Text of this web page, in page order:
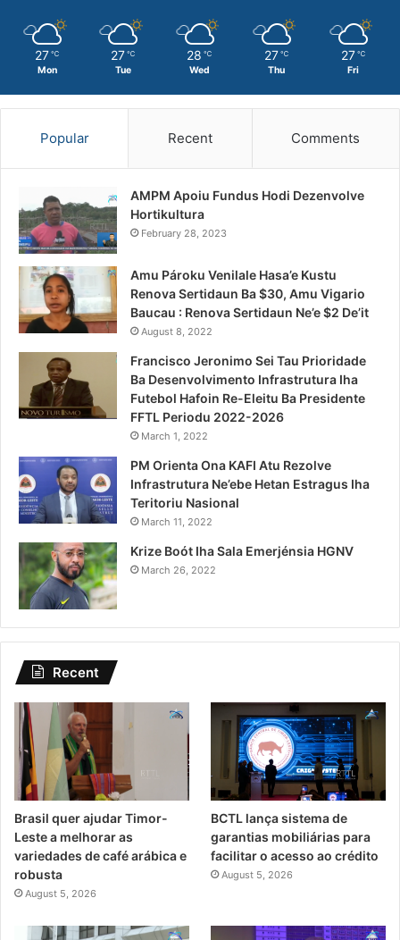
27 ℃
Mon
27 ℃
Tue
28 ℃
Wed
27 ℃
Thu
27 ℃
Fri
Popular Recent Comments
AMPM Apoiu Fundus Hodi Dezenvolve
Hortikultura
February 28, 2023
Amu Pároku Venilale Hasa’e Kustu
Renova Sertidaun Ba $30, Amu Vigario
Baucau : Renova Sertidaun Ne’e $2 De’it
August 8, 2022
Francisco Jeronimo Sei Tau Prioridade
Ba Desenvolvimento Infrastrutura Iha
Futebol Hafoin Re-Eleitu Ba Presidente
FFTL Periodu 2022-2026
March 1, 2022
PM Orienta Ona KAFI Atu Rezolve
Infrastrutura Ne’ebe Hetan Estragus Iha
Teritoriu Nasional
March 11, 2022
Krize Boót Iha Sala Emerjénsia HGNV
March 26, 2022
Recent
Brasil quer ajudar Timor-
Leste a melhorar as
variedades de café arábica e
robusta
August 5, 2026
BCTL lança sistema de
garantias mobiliárias para
facilitar o acesso ao crédito
August 5, 2026